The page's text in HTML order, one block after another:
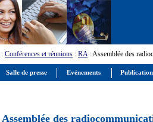
: Conférences et réunions : RA: Assemblée des
Assemblée des
Salle de presse Evénements